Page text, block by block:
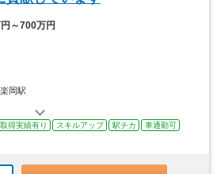
～700万円
岡駅
得実績有り スキルアップ 駅チカ
車通勤可